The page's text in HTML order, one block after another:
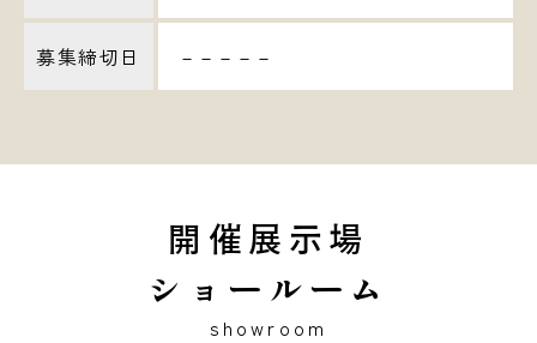
募集締切日 －－－－－
開催展示場
ショールーム
showroom